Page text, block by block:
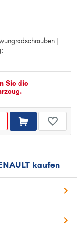
|
Sie die
kaufen